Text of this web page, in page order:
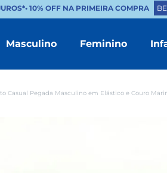
• 10% OFF NA PRIMEIRA COMPRA
Masculino Feminino
Casual Pegada Masculino em Elástico e Couro